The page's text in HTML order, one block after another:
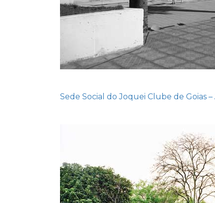
Sede Social do Joquei Clube de Goias